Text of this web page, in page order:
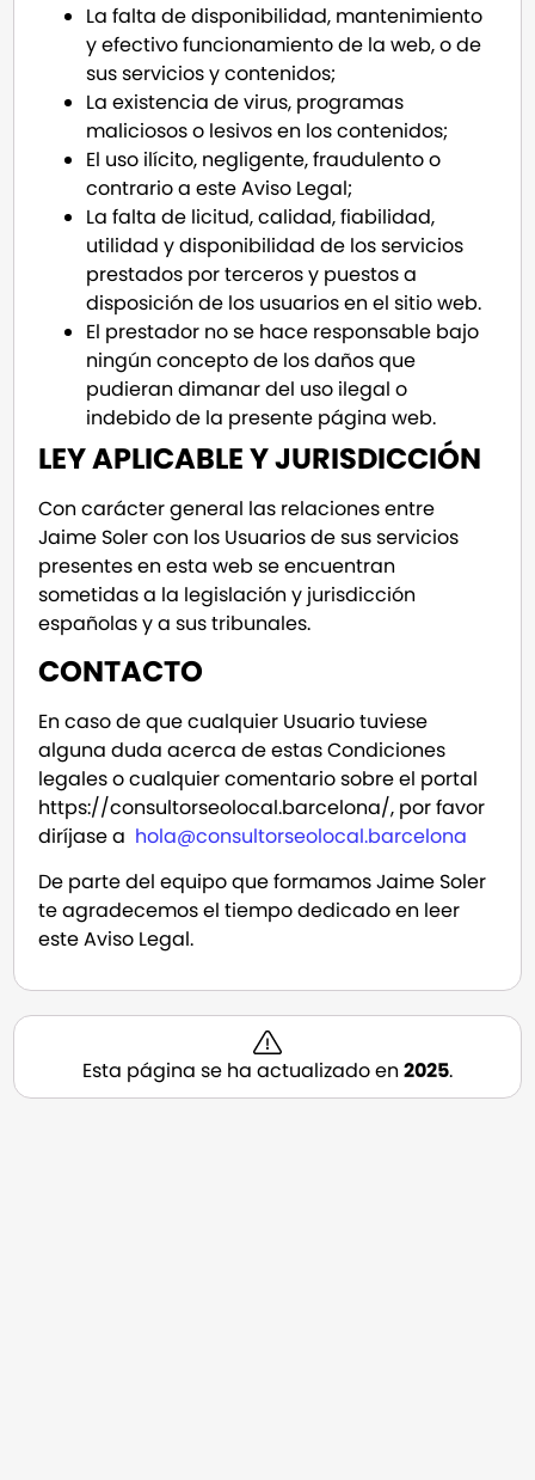
La falta de disponibilidad, mantenimiento
y efectivo funcionamiento de la web, o de
sus servicios y contenidos;
La existencia de virus, programas
maliciosos o lesivos en los contenidos;
El uso ilícito, negligente, fraudulento o
contrario a este Aviso Legal;
La falta de licitud, calidad, fiabilidad,
utilidad y disponibilidad de los servicios
prestados por terceros y puestos a
disposición de los usuarios en el sitio web.
El prestador no se hace responsable bajo
ningún concepto de los daños que
pudieran dimanar del uso ilegal o
indebido de la presente página web.
LEY APLICABLE Y JURISDICCIÓN
Con carácter general las relaciones entre
Jaime Soler con los Usuarios de sus servicios
presentes en esta web se encuentran
sometidas a la legislación y jurisdicción
españolas y a sus tribunales.
CONTACTO
En caso de que cualquier Usuario tuviese
alguna duda acerca de estas Condiciones
legales o cualquier comentario sobre el portal
https://consultorseolocal.barcelona/, por favor
diríjase a hola@consultorseolocal.barcelona
De parte del equipo que formamos Jaime Soler
te agradecemos el tiempo dedicado en leer
este Aviso Legal.
Esta página se ha actualizado en2025.